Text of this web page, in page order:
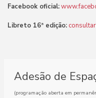
Facebook oficial:
Libreto 16ª edição:
Adesão de
(programação aberta em